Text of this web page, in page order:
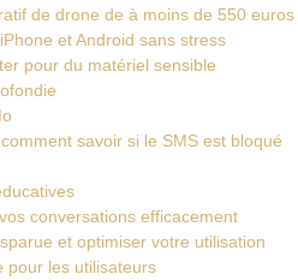
de drone de à moins de 550 euros
et Android sans stress
pour du matériel sensible
savoir si le SMS est bloqué
conversations efficacement
et optimiser votre utilisation
pour les utilisateurs